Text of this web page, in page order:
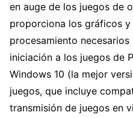
en auge de los juegos de
proporciona los gráficos
procesamiento
iniciación a los juegos de
Windows 10 (la mejor
juegos, que incluye
transmisión de juegos en